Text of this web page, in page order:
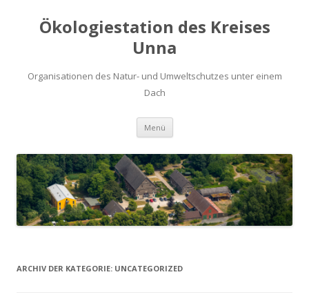
Ökologiestation des Kreises
Unna
Organisationen des Natur- und Umweltschutzes unter einem
Dach
Menü Zum
springen
ARCHIV DER KATEGORIE: UNCATEGORIZED